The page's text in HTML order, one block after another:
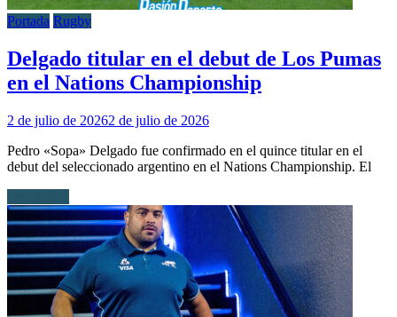
Portada Rugby
Delgado titular en el debut de Los Pumas
en el Nations Championship
2 de julio de 20262 de julio de 2026
Pedro «Sopa» Delgado fue confirmado en el quince titular en el
debut del seleccionado argentino en el Nations Championship. El